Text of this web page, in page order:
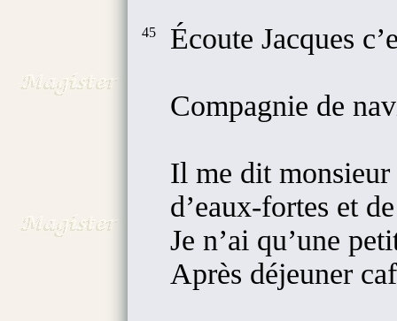
45 Écoute Jacques
Compagnie de
Il me dit
d’eaux-fortes et
Je n’ai qu’une
Après déjeuner